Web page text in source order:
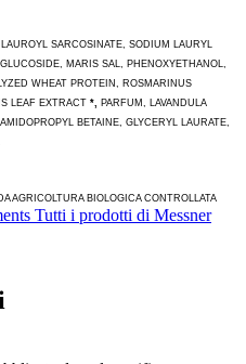
SARCOSINATE, SODIUM LAURYL
MARIS SAL, PHENOXYETHANOL,
WHEAT PROTEIN, ROSMARINUS
LEAF EXTRACT *, PARFUM, LAVANDULA
BETAINE, GLYCERYL LAURATE,
AGRICOLTURA BIOLOGICA CONTROLLATA
Tutti i prodotti di Messner